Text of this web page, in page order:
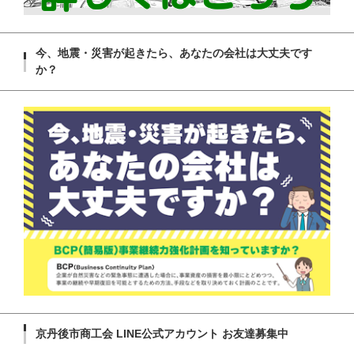
今、地震・災害が起きたら、あなたの会社は大丈夫です
か？
京丹後市商工会 LINE公式アカウント お友達募集中